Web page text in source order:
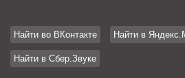
Найти во ВКонтакте Найти в
Найти в Сбер.Звуке